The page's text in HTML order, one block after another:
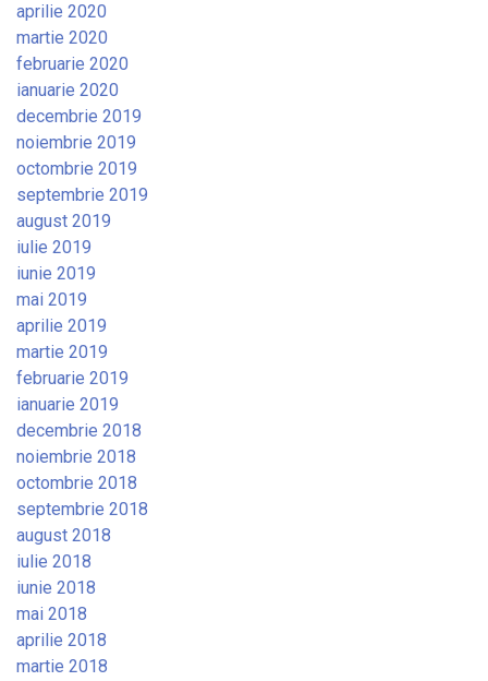
aprilie 2020
martie 2020
februarie 2020
ianuarie 2020
decembrie 2019
noiembrie 2019
octombrie 2019
septembrie 2019
august 2019
iulie 2019
iunie 2019
mai 2019
aprilie 2019
martie 2019
februarie 2019
ianuarie 2019
decembrie 2018
noiembrie 2018
octombrie 2018
septembrie 2018
august 2018
iulie 2018
iunie 2018
mai 2018
aprilie 2018
martie 2018